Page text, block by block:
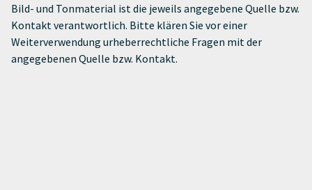
Bild- und Tonmaterial ist die jeweils angegebene Quelle bzw.
Kontakt verantwortlich. Bitte klären Sie vor einer
Weiterverwendung urheberrechtliche Fragen mit der
angegebenen Quelle bzw. Kontakt.